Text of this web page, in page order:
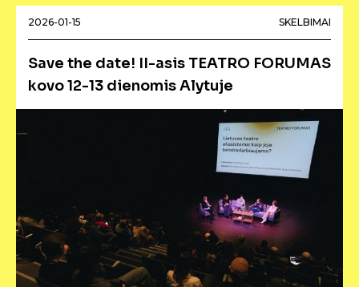
2026-01-15 SKELBIMAI
Save the date! II-asis TEATRO FORUMAS
kovo 12-13 dienomis Alytuje